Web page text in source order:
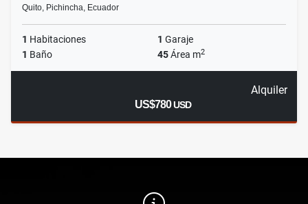
Quito, Pichincha, Ecuador
1 Habitaciones 1 Garaje
1 Baño 45Área m2
Alquiler
US$780USD